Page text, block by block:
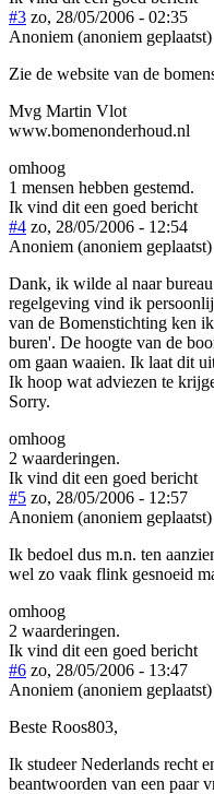
#3 zo, 28/05/2006 - 02:35
Anoniem (anoniem geplaatst)
Zie de website van de
Mvg Martin Vlot
www.bomenonderhoud.nl
omhoog
1 mensen hebben gestemd.
Ik vind dit een goed bericht
#4 zo, 28/05/2006 - 12:54
Anoniem (anoniem geplaatst)
Dank, ik wilde al naar
regelgeving vind ik
van de Bomenstichting ken
buren'. De hoogte van de
om gaan waaien. Ik laat dit
Ik hoop wat adviezen te
Sorry.
omhoog
2 waarderingen.
Ik vind dit een goed bericht
#5 zo, 28/05/2006 - 12:57
Anoniem (anoniem geplaatst)
Ik bedoel dus m.n. ten
wel zo vaak flink gesnoeid
omhoog
2 waarderingen.
Ik vind dit een goed bericht
#6 zo, 28/05/2006 - 13:47
Anoniem (anoniem geplaatst)
Beste Roos803,
Ik studeer Nederlands recht
beantwoorden van een paar